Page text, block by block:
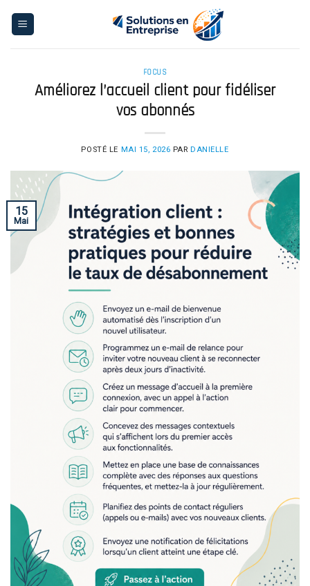
FOCUS
Améliorez l’accueil client pour fidéliser
vos abonnés
POSTÉ LE MAI 15, 2026 PARDANIELLE
15
Mai